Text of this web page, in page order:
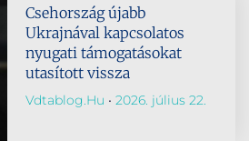
Csehország újabb
Ukrajnával kapcsolatos
nyugati támogatásokat
utasított vissza
Vdtablog.hu 2026. július 22.